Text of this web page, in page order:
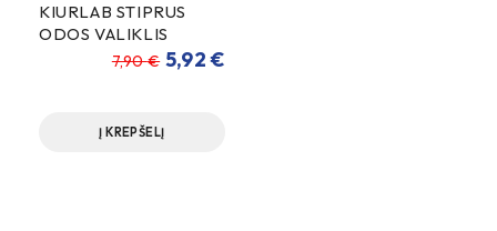
KIURLAB STIPRUS
ODOS VALIKLIS
STRONG 200ml
7,90€ 5,92€
Į KREPŠELĮ